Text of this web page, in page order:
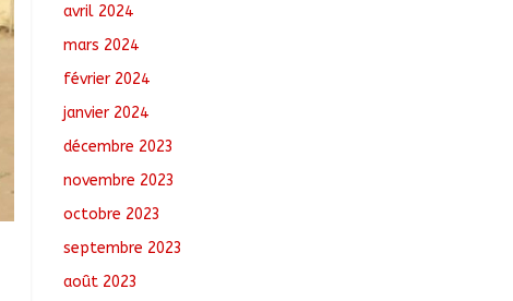
avril 2024
mars 2024
février 2024
janvier 2024
décembre 2023
novembre 2023
octobre 2023
septembre 2023
août 2023